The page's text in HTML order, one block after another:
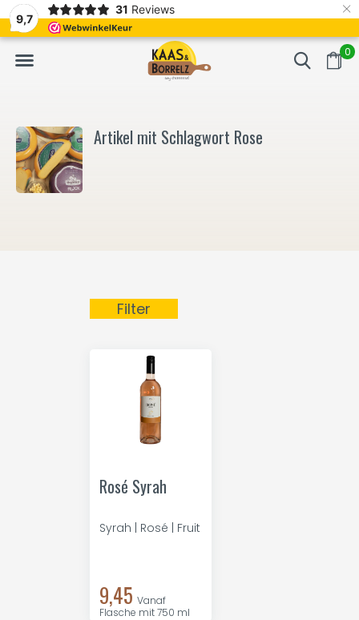
9,7
31 Reviews ×
0
Frisch geschnitten und vakuumverpackt. Meistens Lieferung
Artikel mit Schlagwort Rose
Filter
Rosé Syrah
Syrah | Rosé | Fruit
9,45 Vanaf
Flasche mit 750 ml